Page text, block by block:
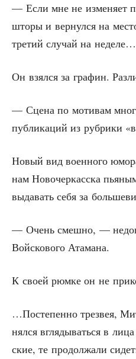
— Если мне не изме­ня­ет
што­ры и вер­нул­ся на
тре­тий слу­чай на неделе…
Он взял­ся за гра­фин.
— Сце­на по моти­вам
пуб­ли­ка­ций из руб­ри­ки
Новый вид воен­но­го
нам Ново­чер­кас­ска
выда­вать себя за
— Очень смеш­но, —
Вой­ско­во­го Атамана.
К сво­ей рюм­ке он не
…Посте­пен­но трез­вея,
нял­ся вгля­ды­вать­ся в
ские, те про­дол­жа­ли